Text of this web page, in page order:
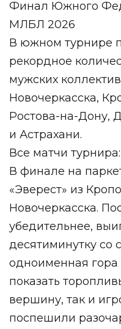
Финал Южного
МЛБЛ 2026
В южном турнире
рекордное
мужских
Новочеркасска,
Ростова-на-Дону,
и Астрахани.
Все матчи
В финале на
«Эверест» из
Новочеркасска.
убедительнее,
десятиминутку со
одноименная
показать
вершину, так и
поспешили